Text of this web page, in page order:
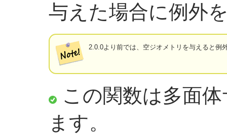
与えた場合に例外
2.0.0より前では、空ジオメトリを与えると例
この関数は多面
ます。